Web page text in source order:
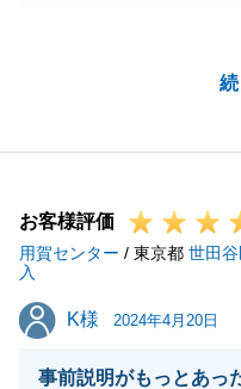
尽きることはございま
ご購入に続いて旧ご自
今後共どうぞ宜しくお
お客様評価
用賀センター / 東京都 世田
入
K様
K様 2024年4月20日
事前説明がもっとあっ